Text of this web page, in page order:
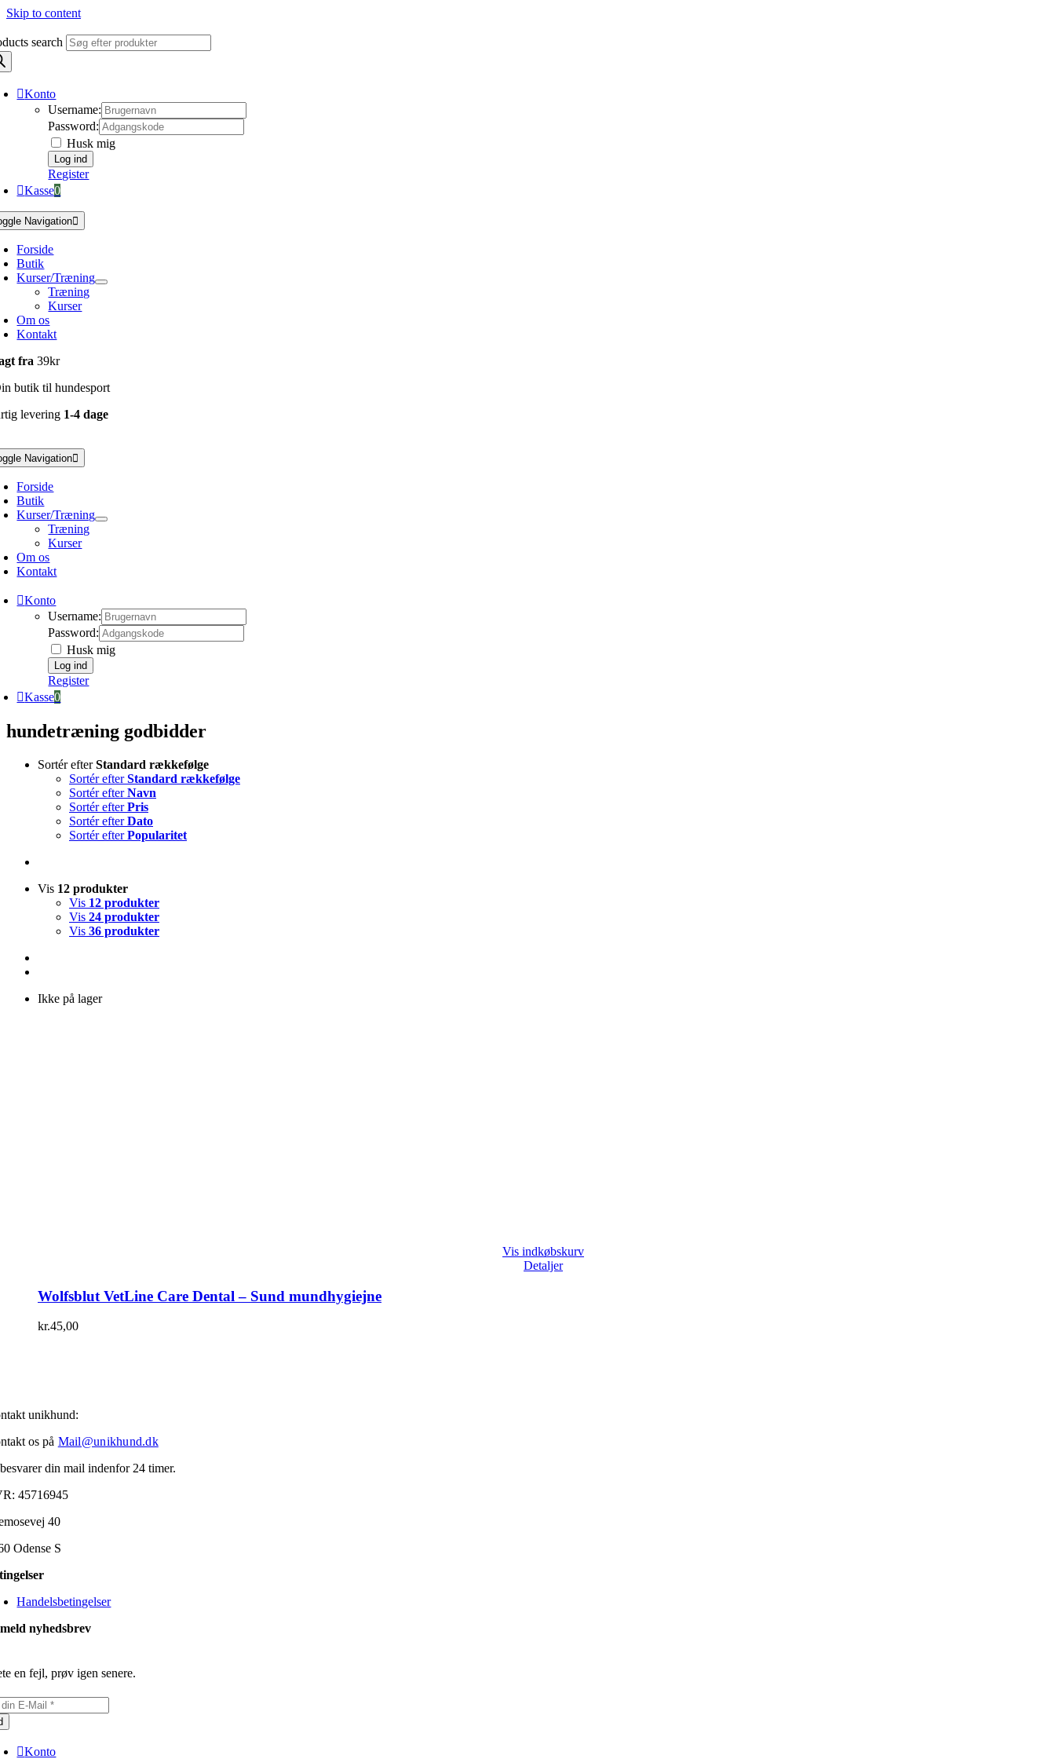
Skip to content
search
Konto
Username:
Password:
Husk mig
Register
Kasse0
Navigation
Forside
Butik
Kurser/Træning
Træning
Kurser
Om os
Kontakt
fra39kr
butik til hundesport
levering 1-4 dage
Navigation
Forside
Butik
Kurser/Træning
Træning
Kurser
Om os
Kontakt
Konto
Username:
Password:
Husk mig
Register
Kasse0
hundetræning godbidder
Sortér efterStandard rækkefølge
Sortér efterStandard rækkefølge
Sortér efterNavn
Sortér efterPris
Sortér efterDato
Sortér efterPopularitet
Vis 12 produkter
Vis 12 produkter
Vis 24 produkter
Vis 36 produkter
Ikke på lager
Vis indkøbskurv
Detaljer
Wolfsblut VetLine Care Dental – Sund mundhygiejne
kr.45,00
unikhund:
os på Mail@unikhund.dk
din mail indenfor 24 timer.
45716945
40
Odense S
Handelsbetingelser
nyhedsbrev
en fejl, prøv igen senere.
Konto